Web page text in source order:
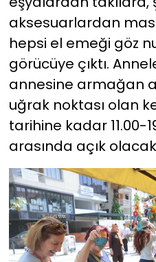
aksesuarlardan
hepsi el emeği göz
görücüye çıktı.
annesine armağan
uğrak noktası olan
tarihine kadar 11.00-
arasında açık